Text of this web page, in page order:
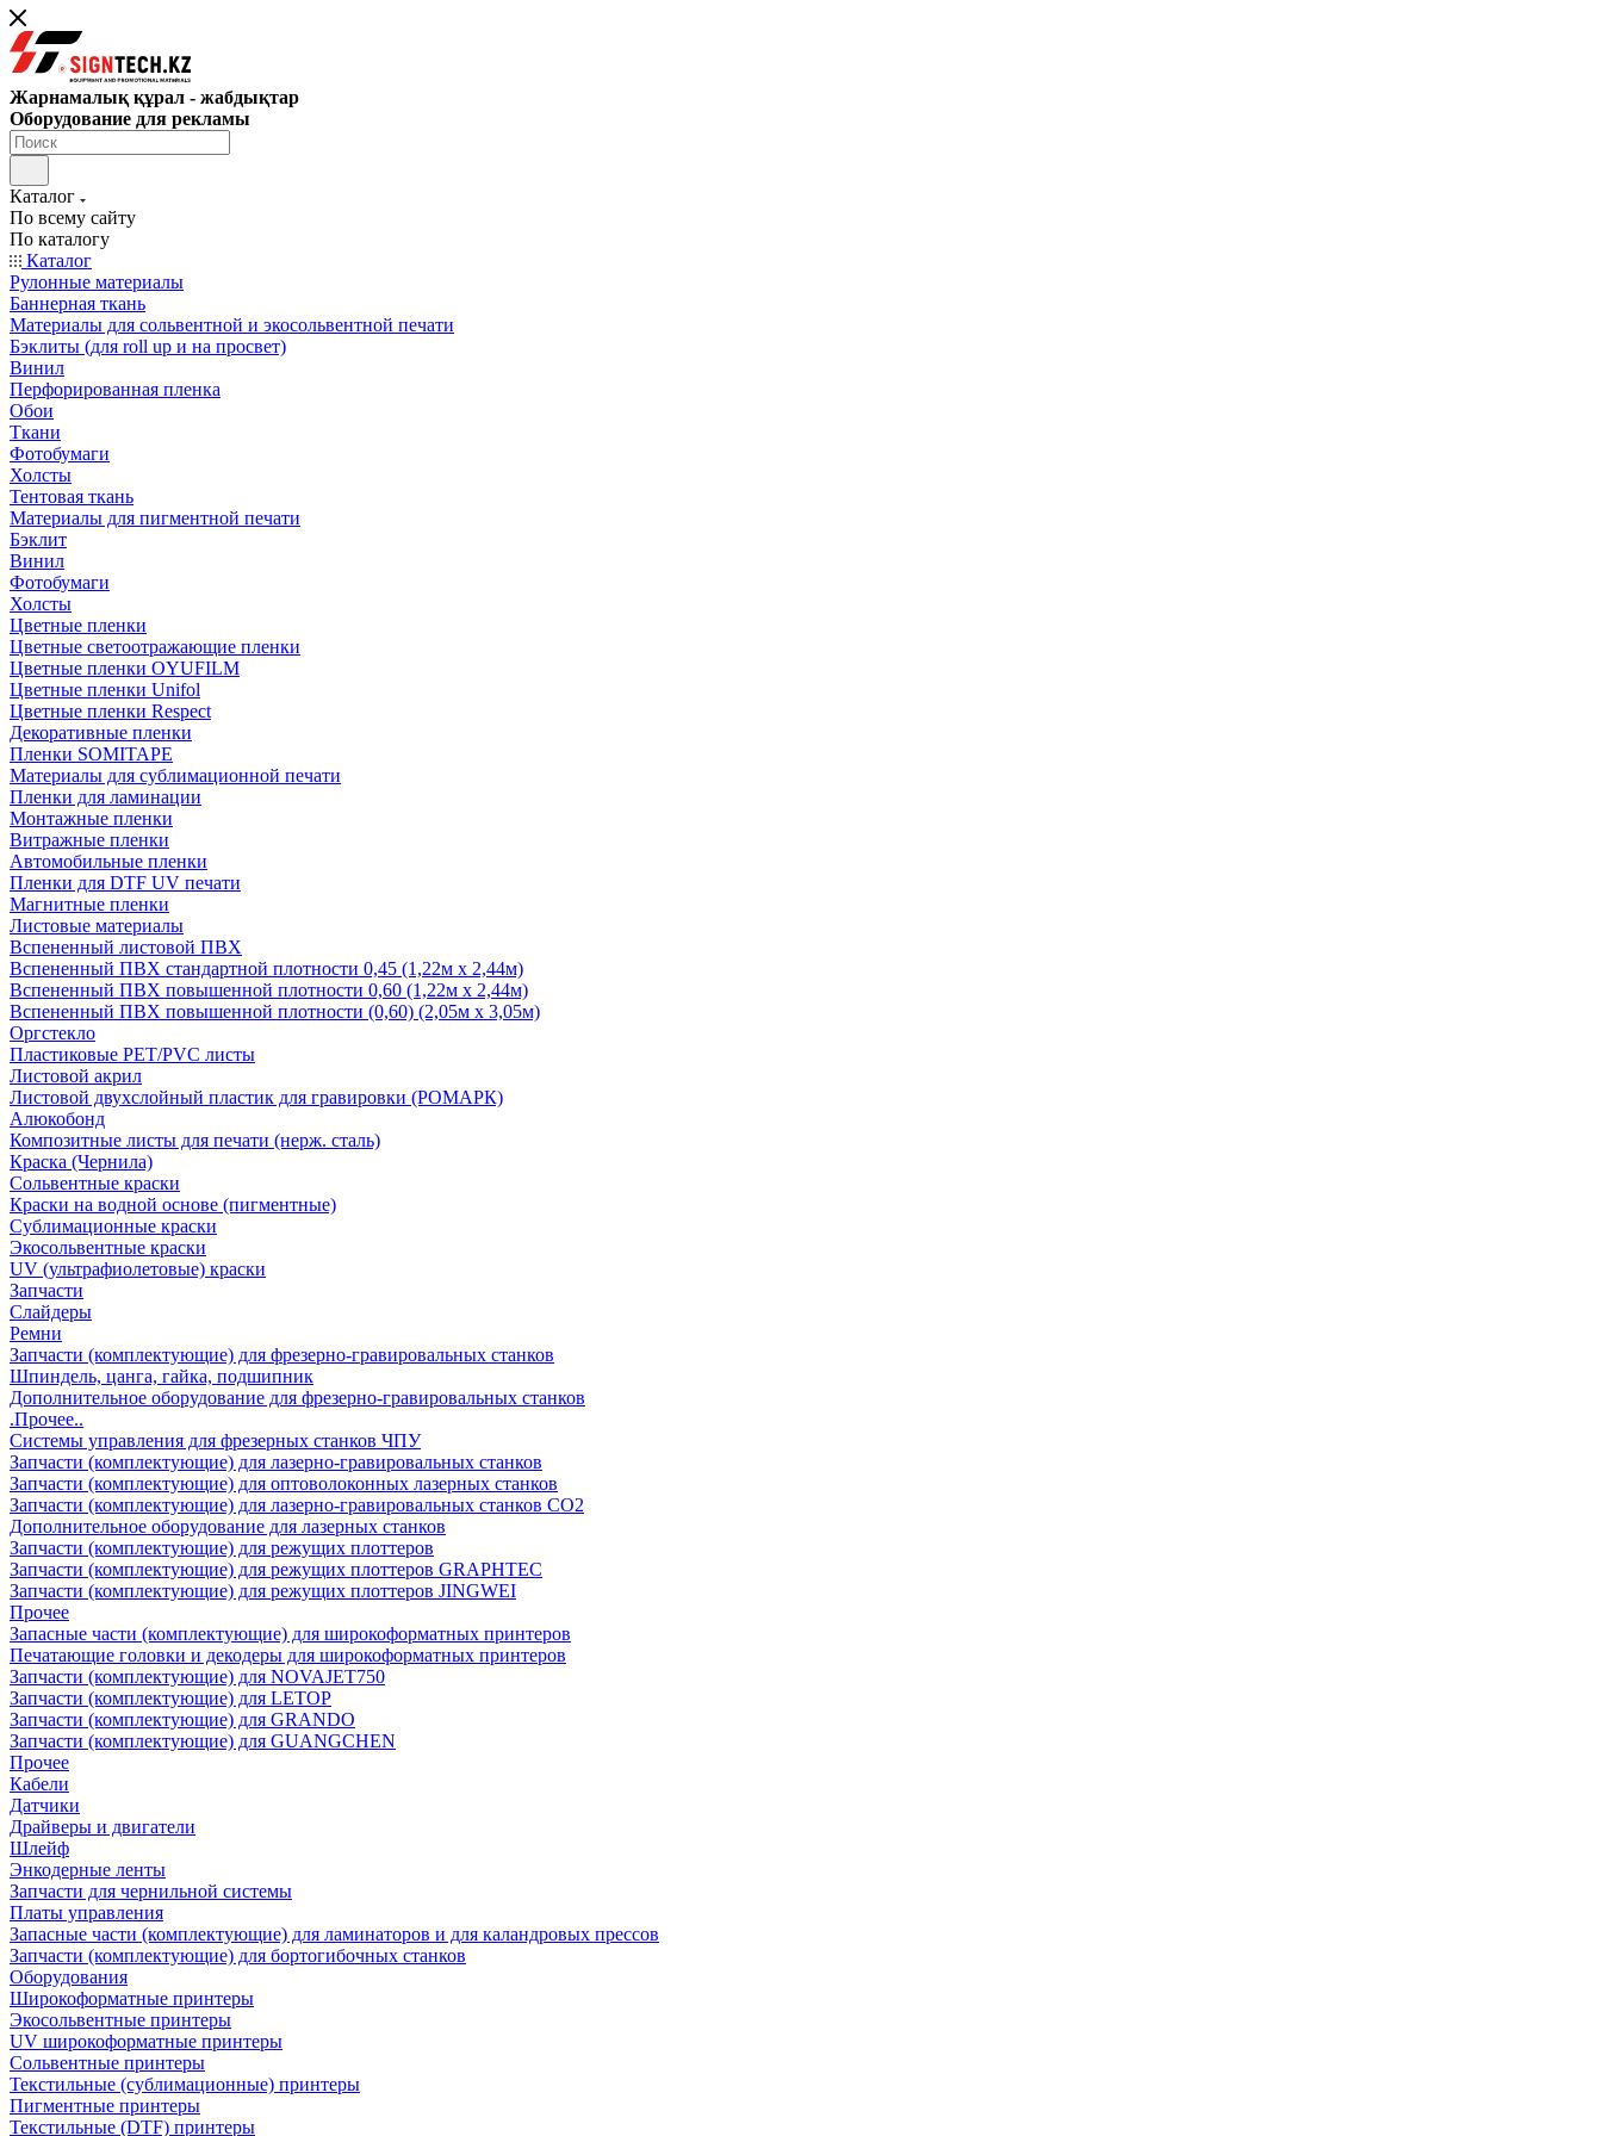
Жарнамалық құрал - жабдықтар
Оборудование для рекламы
Каталог
По всему сайту
По каталогу
Каталог
Рулонные материалы
Баннерная ткань
Материалы для сольвентной и экосольвентной печати
Бэклиты (для roll up и на просвет)
Винил
Перфорированная пленка
Обои
Ткани
Фотобумаги
Холсты
Тентовая ткань
Материалы для пигментной печати
Бэклит
Винил
Фотобумаги
Холсты
Цветные пленки
Цветные светоотражающие пленки
Цветные пленки OYUFILM
Цветные пленки Unifol
Цветные пленки Respect
Декоративные пленки
Пленки SOMITAPE
Материалы для сублимационной печати
Пленки для ламинации
Монтажные пленки
Витражные пленки
Автомобильные пленки
Пленки для DTF UV печати
Магнитные пленки
Листовые материалы
Вспененный листовой ПВХ
Вспененный ПВХ стандартной плотности 0,45 (1,22м х 2,44м)
Вспененный ПВХ повышенной плотности 0,60 (1,22м х 2,44м)
Вспененный ПВХ повышенной плотности (0,60) (2,05м х 3,05м)
Оргстекло
Пластиковые PET/PVC листы
Листовой акрил
Листовой двухслойный пластик для гравировки (РОМАРК)
Алюкобонд
Композитные листы для печати (нерж. сталь)
Краска (Чернила)
Сольвентные краски
Краски на водной основе (пигментные)
Сублимационные краски
Экосольвентные краски
UV (ультрафиолетовые) краски
Запчасти
Слайдеры
Ремни
Запчасти (комплектующие) для фрезерно-гравировальных станков
Шпиндель, цанга, гайка, подшипник
Дополнительное оборудование для фрезерно-гравировальных станков
.Прочее..
Системы управления для фрезерных станков ЧПУ
Запчасти (комплектующие) для лазерно-гравировальных станков
Запчасти (комплектующие) для оптоволоконных лазерных станков
Запчасти (комплектующие) для лазерно-гравировальных станков CO2
Дополнительное оборудование для лазерных станков
Запчасти (комплектующие) для режущих плоттеров
Запчасти (комплектующие) для режущих плоттеров GRAPHTEC
Запчасти (комплектующие) для режущих плоттеров JINGWEI
Прочее
Запасные части (комплектующие) для широкоформатных принтеров
Печатающие головки и декодеры для широкоформатных принтеров
Запчасти (комплектующие) для NOVAJET750
Запчасти (комплектующие) для LETOP
Запчасти (комплектующие) для GRANDO
Запчасти (комплектующие) для GUANGCHEN
Прочее
Кабели
Датчики
Драйверы и двигатели
Шлейф
Энкодерные ленты
Запчасти для чернильной системы
Платы управления
Запасные части (комплектующие) для ламинаторов и для каландровых прессов
Запчасти (комплектующие) для бортогибочных станков
Оборудования
Широкоформатные принтеры
Экосольвентные принтеры
UV широкоформатные принтеры
Сольвентные принтеры
Текстильные (сублимационные) принтеры
Пигментные принтеры
Текстильные (DTF) принтеры